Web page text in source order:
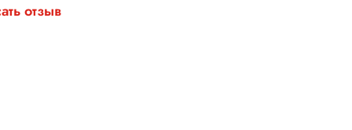
отзыв